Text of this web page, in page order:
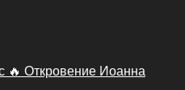
🔥 Откровение Иоанна